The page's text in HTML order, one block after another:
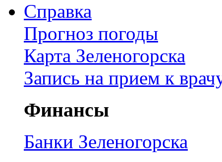
Справка
Прогноз погоды
Карта Зеленогорска
Запись на прием к
Финансы
Банки Зеленогорска